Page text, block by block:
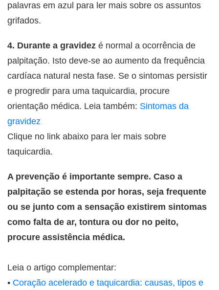
palavras em azul para ler mais sobre os assuntos
grifados.
4. Durante a gravidez é normal a ocorrência de
palpitação. Isto deve-se ao aumento da frequência
cardíaca natural nesta fase. Se o sintomas persistir
e progredir para uma taquicardia, procure
orientação médica. Leia também: Sintomas da
gravidez
Clique no link abaixo para ler mais sobre
taquicardia.
A prevenção é importante sempre. Caso a
palpitação se estenda por horas, seja frequente
ou se junto com a sensação existirem sintomas
como falta de ar, tontura ou dor no peito,
procure assistência médica.
Leia o artigo complementar:
• Coração acelerado e taquicardia: causas, tipos e